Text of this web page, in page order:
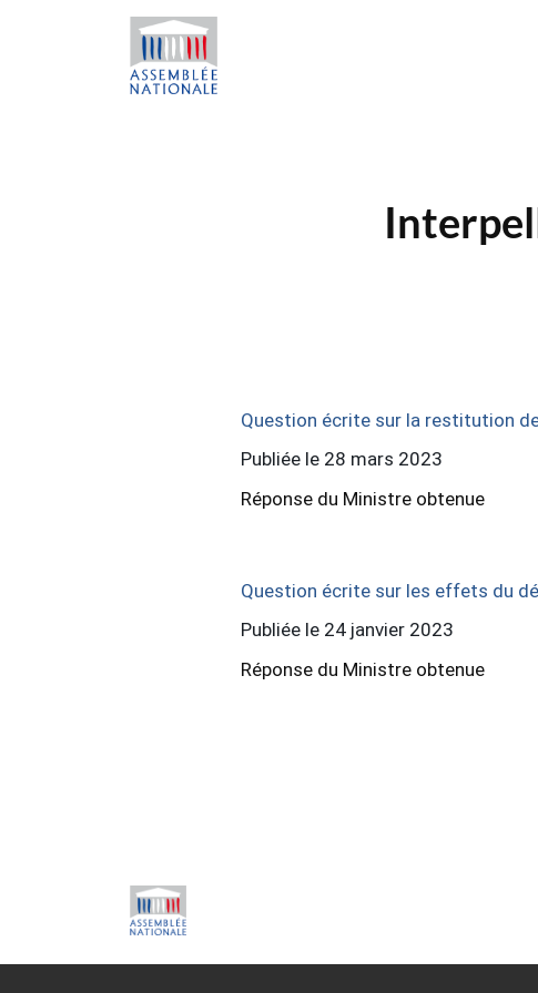
Question écrite sur la restitution
Publiée le 28 mars 2023
Réponse du Ministre obtenue
Question écrite sur les effets du
Publiée le 24 janvier 2023
Réponse du Ministre obtenue